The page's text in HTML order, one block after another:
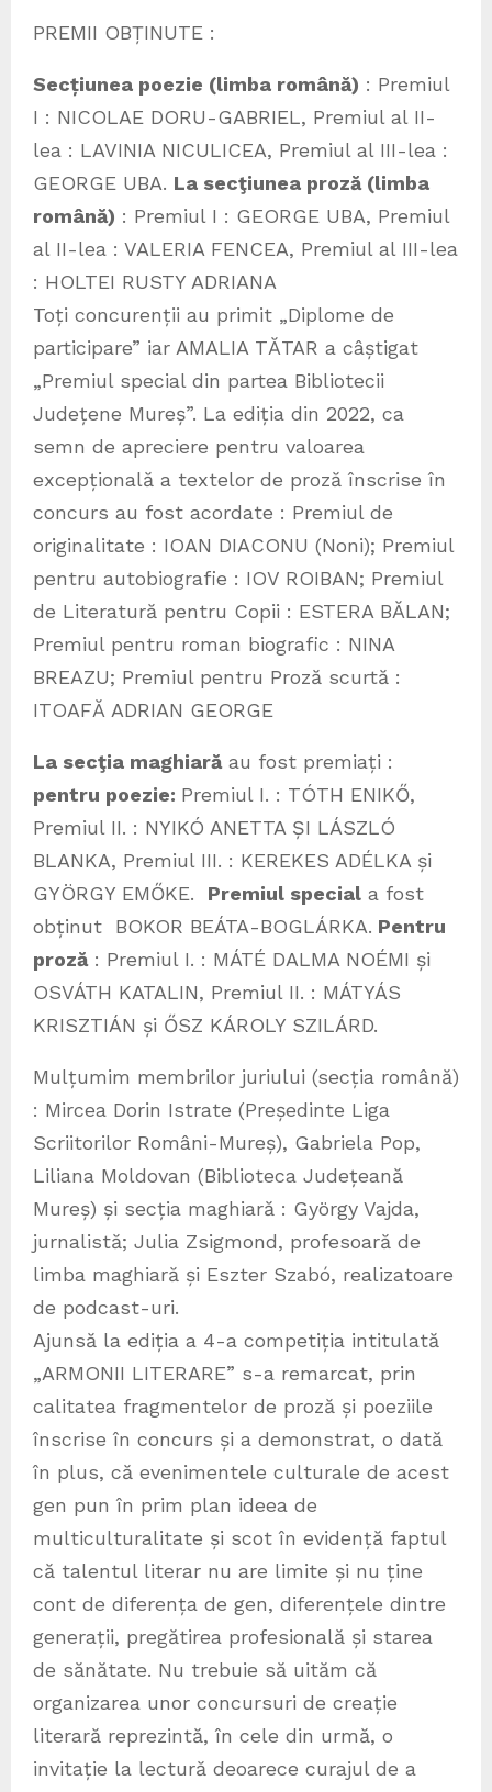
PREMII OBȚINUTE :
Secțiunea poezie (limba română) : Premiul
I : NICOLAE DORU-GABRIEL, Premiul al II-
lea : LAVINIA NICULICEA, Premiul al III-lea :
GEORGE UBA. La secţiunea proză (limba
română) : Premiul I : GEORGE UBA, Premiul
al II-lea : VALERIA FENCEA, Premiul al III-lea
: HOLTEI RUSTY ADRIANA
Toți concurenții au primit „Diplome de
participare” iar AMALIA TĂTAR a câștigat
„Premiul special din partea Bibliotecii
Județene Mureș”. La ediția din 2022, ca
semn de apreciere pentru valoarea
excepțională a textelor de proză înscrise în
concurs au fost acordate : Premiul de
originalitate : IOAN DIACONU (Noni); Premiul
pentru autobiografie : IOV ROIBAN; Premiul
de Literatură pentru Copii : ESTERA BĂLAN;
Premiul pentru roman biografic : NINA
BREAZU; Premiul pentru Proză scurtă :
ITOAFĂ ADRIAN GEORGE
La secţia maghiarăau fost premiați :
pentru poezie: Premiul I. : TÓTH ENIKŐ,
Premiul II. : NYIKÓ ANETTA ȘI LÁSZLÓ
BLANKA, Premiul III. : KEREKES ADÉLKA și
GYÖRGY EMŐKE. Premiul special a fost
obținut BOKOR BEÁTA-BOGLÁRKA. Pentru
proză: Premiul I. : MÁTÉ DALMA NOÉMI și
OSVÁTH KATALIN, Premiul II. : MÁTYÁS
KRISZTIÁN și ŐSZ KÁROLY SZILÁRD.
Mulțumim membrilor juriului (secția română)
: Mircea Dorin Istrate (Președinte Liga
Scriitorilor Români-Mureș), Gabriela Pop,
Liliana Moldovan (Biblioteca Județeană
Mureș) și secția maghiară : György Vajda,
jurnalistă; Julia Zsigmond, profesoară de
limba maghiară și Eszter Szabó, realizatoare
de podcast-uri.
Ajunsă la ediția a 4-a competiția intitulată
„ARMONII LITERARE” s-a remarcat, prin
calitatea fragmentelor de proză și poeziile
înscrise în concurs și a demonstrat, o dată
în plus, că evenimentele culturale de acest
gen pun în prim plan ideea de
multiculturalitate și scot în evidență faptul
că talentul literar nu are limite și nu ține
cont de diferența de gen, diferențele dintre
generații, pregătirea profesională și starea
de sănătate. Nu trebuie să uităm că
organizarea unor concursuri de creație
literară reprezintă, în cele din urmă, o
invitație la lectură deoarece curajul de a